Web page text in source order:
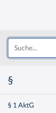
§
§ 1 AktG